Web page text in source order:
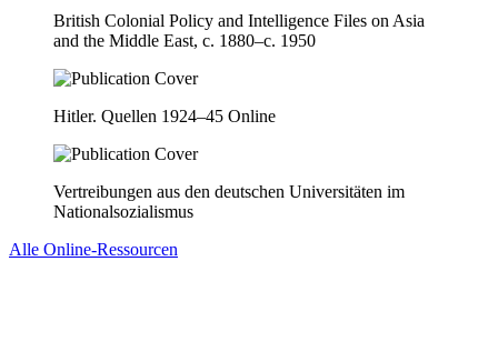
British Colonial Policy and Intelligence Files on Asia
and the Middle East, c. 1880–c. 1950
Hitler. Quellen 1924–45 Online
Vertreibungen aus den deutschen Universitäten im
Nationalsozialismus
Alle Online-Ressourcen